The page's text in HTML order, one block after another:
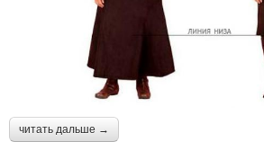
читать дальше →